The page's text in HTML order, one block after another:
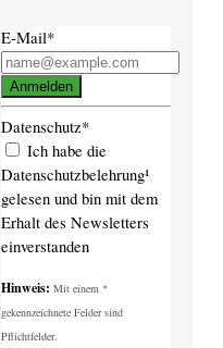
E-Mail*
Anmelden
Datenschutz*
Ich habe die
Datenschutzbelehrung¹
gelesen und bin mit dem
Erhalt des Newsletters
einverstanden
Hinweis: Mit einem *
gekennzeichnete Felder sind
Pflichtfelder.